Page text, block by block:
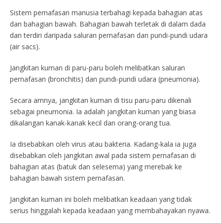
Sistem pernafasan manusia terbahagi kepada bahagian atas
dan bahagian bawah. Bahagian bawah terletak di dalam dada
dan terdiri daripada saluran pernafasan dan pundi-pundi udara
(air sacs).
Jangkitan kuman di paru-paru boleh melibatkan saluran
pernafasan (bronchitis) dan pundi-pundi udara (pneumonia).
Secara amnya, jangkitan kuman di tisu paru-paru dikenali
sebagai pneumonia. Ia adalah jangkitan kuman yang biasa
dikalangan kanak-kanak kecil dan orang-orang tua.
Ia disebabkan oleh virus atau bakteria. Kadang-kala ia juga
disebabkan oleh jangkitan awal pada sistem pernafasan di
bahagian atas (batuk dan selesema) yang merebak ke
bahagian bawah sistem pernafasan.
Jangkitan kuman ini boleh melibatkan keadaan yang tidak
serius hinggalah kepada keadaan yang membahayakan nyawa.